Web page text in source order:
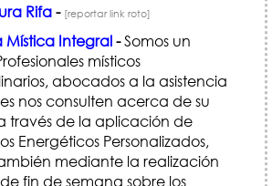
Rifa- [reportar link roto]
Mística Integral-Somos un
místicos
abocados a la asistencia
nos consulten acerca de su
través de la aplicación de
Energéticos Personalizados,
mediante la realización
fin de semana sobre los